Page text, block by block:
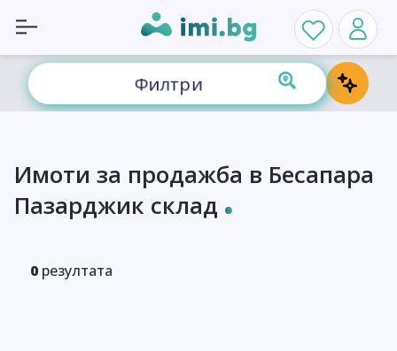
Филтри
Имоти за продажба в Бесапара
Пазарджик склад
0 резултата